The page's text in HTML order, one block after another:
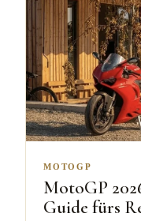
MOTOGP
MotoGP
Guide fürs